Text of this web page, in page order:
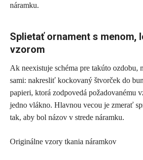
náramku.
Splietať ornament s menom,
vzorom
Ak neexistuje schéma pre takúto
sami: nakresliť kockovaný štvorček do
papieri, ktorá zodpovedá požadovanému
jedno vlákno. Hlavnou vecou je zmerať
tak, aby bol názov v strede náramku.
Originálne vzory tkania náramkov